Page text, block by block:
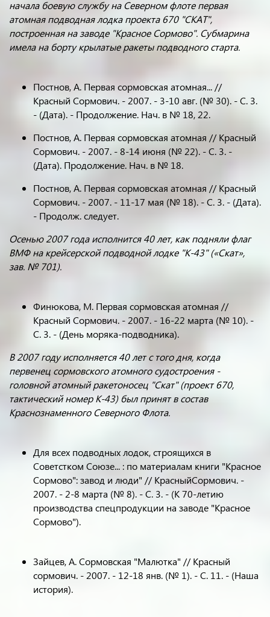
начала боевую службу на Северном флоте первая
атомная подводная лодка проекта 670 "СКАТ",
построенная на заводе "Красное Сормово". Субмарина
имела на борту крылатые ракеты подводного старта.
Постнов, А. Первая сормовская атомная... //
Красный Сормович. - 2007. - 3-10 авг. (№ 30). - С. 3.
- (Дата). - Продолжение. Нач. в № 18, 22.
Постнов, А. Первая сормовская атомная // Красный
Сормович. - 2007. - 8-14 июня (№ 22). - С. 3. -
(Дата). Продолжение. Нач. в № 18.
Постнов, А. Первая сормовская атомная // Красный
Сормович. - 2007. - 11-17 мая (№ 18). - С. 3. - (Дата).
- Продолж. следует.
Осенью 2007 года исполнится 40 лет, как подняли флаг
ВМФ на крейсерской подводной лодке "К-43" («Скат»,
зав. № 701).
Финюкова, М. Первая сормовская атомная //
Красный Сормович. - 2007. - 16-22 марта (№ 10). -
С. 3. - (День моряка-подводника).
В 2007 году исполняется 40 лет с того дня, когда
первенец сормовского атомного судостроения -
головной атомный ракетоносец "Скат" (проект 670,
тактический номер К-43) был принят в состав
Краснознаменного Северного Флота.
Для всех подводных лодок, строящихся в
Советстком Союзе... : по материалам книги "Красное
Сормово": завод и люди" // КрасныйСормович. -
2007. - 2-8 марта (№ 8). - С. 3. - (К 70-летию
производства спецпродукции на заводе "Красное
Сормово").
Зайцев, А. Сормовская "Малютка" // Красный
сормович. - 2007. - 12-18 янв. (№ 1). - С. 11. - (Наша
история).